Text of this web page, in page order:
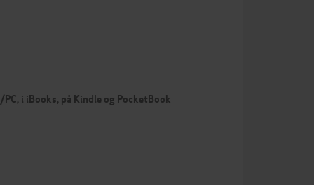
i iBooks, på Kindle og PocketBook